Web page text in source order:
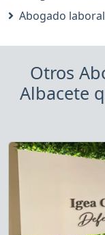
Abogado
Otros
Albacete